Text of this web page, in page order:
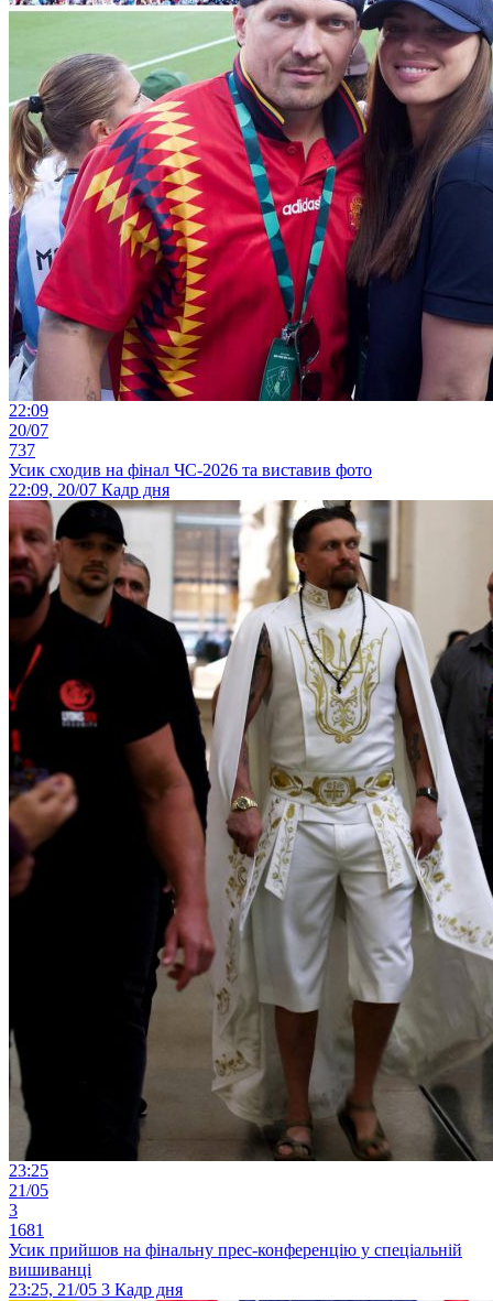
22:09
20/07
737
Усик сходив на фінал ЧС-2026 та виставив фото
22:09, 20/07 Кадр дня
23:25
21/05
3
1681
Усик прийшов на фінальну прес-конференцію у спеціальній
вишиванці
23:25, 21/05 3 Кадр дня